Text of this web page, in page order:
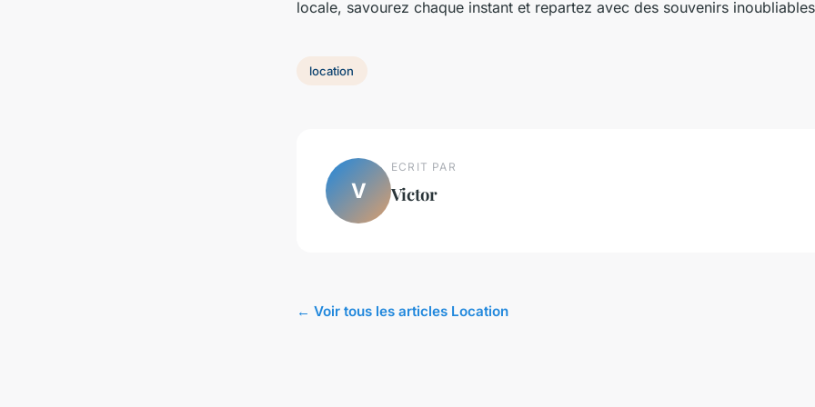
locale, savourez chaque instant et repartez avec des souvenirs
location
V
ECRIT PAR
Victor
← Voir tous les articles Location